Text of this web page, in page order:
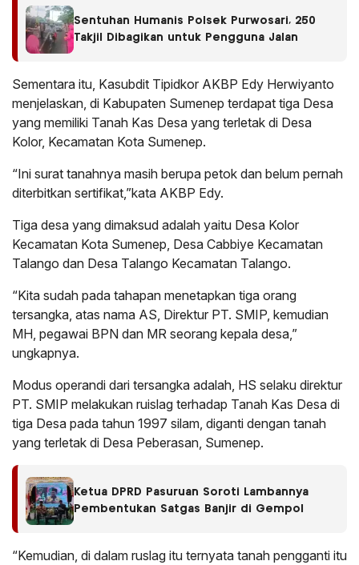
Sentuhan Humanis Polsek Purwosari, 250
Takjil Dibagikan untuk Pengguna Jalan
Sementara itu, Kasubdit Tipidkor AKBP Edy Herwiyanto
menjelaskan, di Kabupaten Sumenep terdapat tiga Desa
yang memiliki Tanah Kas Desa yang terletak di Desa
Kolor, Kecamatan Kota Sumenep.
“Ini surat tanahnya masih berupa petok dan belum pernah
diterbitkan sertifikat,”kata AKBP Edy.
Tiga desa yang dimaksud adalah yaitu Desa Kolor
Kecamatan Kota Sumenep, Desa Cabbiye Kecamatan
Talango dan Desa Talango Kecamatan Talango.
“Kita sudah pada tahapan menetapkan tiga orang
tersangka, atas nama AS, Direktur PT. SMIP, kemudian
MH, pegawai BPN dan MR seorang kepala desa,”
ungkapnya.
Modus operandi dari tersangka adalah, HS selaku direktur
PT. SMIP melakukan ruislag terhadap Tanah Kas Desa di
tiga Desa pada tahun 1997 silam, diganti dengan tanah
yang terletak di Desa Peberasan, Sumenep.
Ketua DPRD Pasuruan Soroti Lambannya
Pembentukan Satgas Banjir di Gempol
“Kemudian, di dalam ruslag itu ternyata tanah pengganti itu